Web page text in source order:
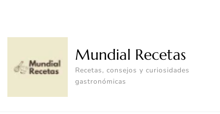
Mundial Recetas
Recetas, consejos y curiosidades
gastronómicas